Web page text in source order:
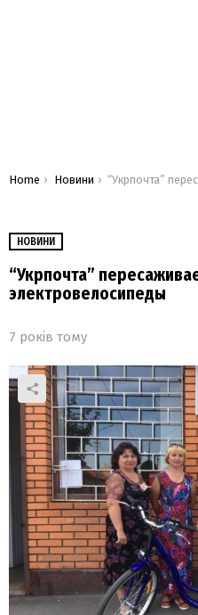
You are here:
Home Новини “Укрпочта” пересаживает почтальонов на
НОВИНИ
“Укрпочта”
электровелосипеды
7 років тому